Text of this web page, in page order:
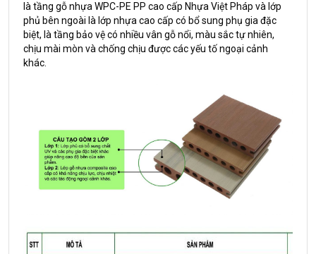
là tầng gỗ nhựa WPC-PE PP cao cấp Nhựa Việt Pháp và lớp
phủ bên ngoài là lớp nhựa cao cấp có bổ sung phụ gia đặc
biệt, là tầng bảo vệ có nhiều vân gỗ nổi, màu sắc tự nhiên,
chịu mài mòn và chống chịu được các yếu tố ngoại cảnh
khác.